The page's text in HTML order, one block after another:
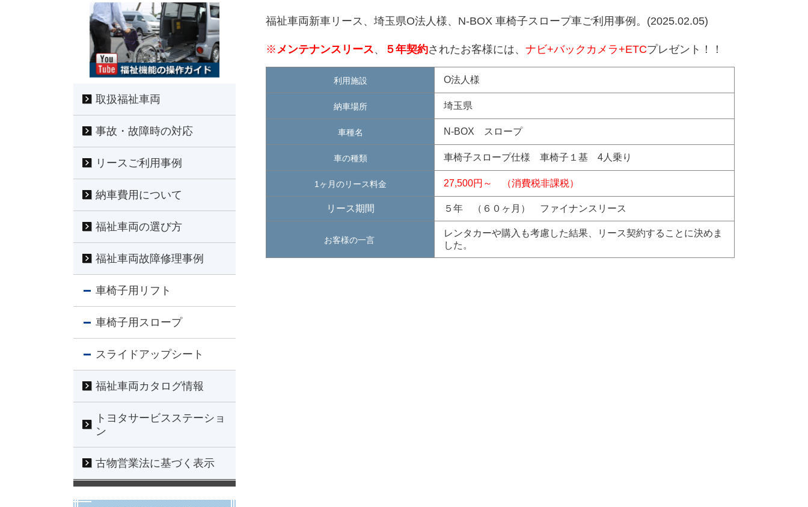
福祉車両新車リース、埼玉県O法人様、N-BOX 車椅子スロープ車ご利用事例。(2025.02.05)
※ メンテナンスリース、 ５年契約されたお客様には、 ナビ+バックカメラ+ETCプレゼント！！
利用施設 O法人様
納車場所 埼玉県
車種名 N-BOX スロープ
車の種類 車椅子スロープ仕様 車椅子１基 4人乗り
1ヶ月のリース料金 27,500円～ （消費税非課税）
リース期間 ５年 （６０ヶ月） ファイナンスリース
お客様の一言
レンタカーや購入も考慮した結果、リース契約することに決めま
した。
取扱福祉車両
事故・故障時の対応
リースご利用事例
納車費用について
福祉車両の選び方
福祉車両故障修理事例
車椅子用リフト
車椅子用スロープ
スライドアップシート
福祉車両カタログ情報
トヨタサービスステーショ
ン
古物営業法に基づく表示